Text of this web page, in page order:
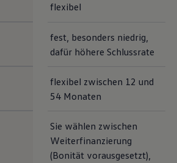
flexibel
fest, besonders niedrig,
dafür höhere Schlussrate
flexibel zwischen 12 und
54 Monaten
Sie wählen zwischen
Weiterfinanzierung
(Bonität vorausgesetzt),